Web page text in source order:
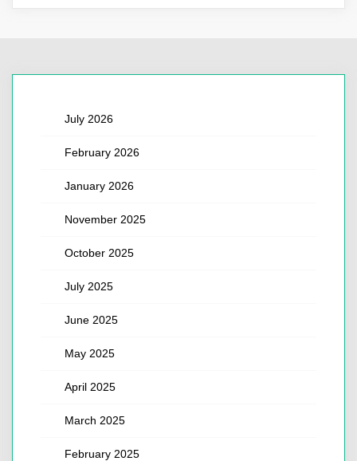
July 2026
February 2026
January 2026
November 2025
October 2025
July 2025
June 2025
May 2025
April 2025
March 2025
February 2025